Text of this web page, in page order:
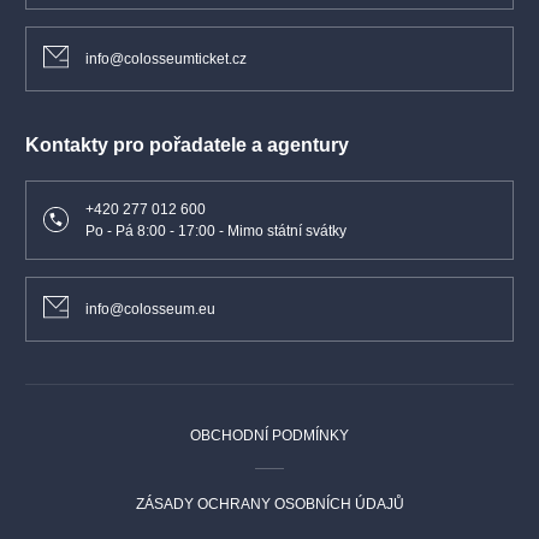
info@colosseumticket.cz
Kontakty pro pořadatele a agentury
+420 277 012 600
Po - Pá 8:00 - 17:00 - Mimo státní svátky
info@colosseum.eu
OBCHODNÍ PODMÍNKY
ZÁSADY OCHRANY OSOBNÍCH ÚDAJŮ